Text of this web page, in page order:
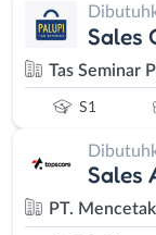
Sales
Tas Seminar
S1
Sales
PT.